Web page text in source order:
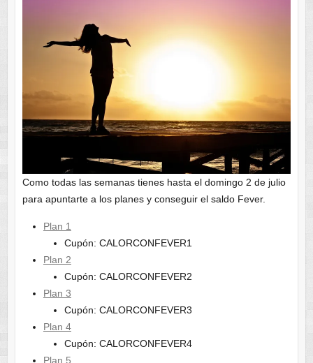
Como todas las semanas tienes hasta el domingo 2 de julio
para apuntarte a los planes y conseguir el saldo Fever.
Plan 1
Cupón: CALORCONFEVER1
Plan 2
Cupón: CALORCONFEVER2
Plan 3
Cupón: CALORCONFEVER3
Plan 4
Cupón: CALORCONFEVER4
Plan 5